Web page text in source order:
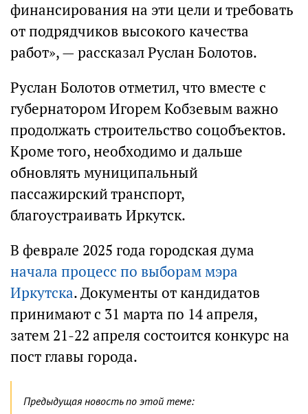
финансирования на эти цели и требовать
от подрядчиков высокого качества
работ», — рассказал Руслан Болотов.
Руслан Болотов отметил, что вместе с
губернатором Игорем Кобзевым важно
продолжать строительство соцобъектов.
Кроме того, необходимо и дальше
обновлять муниципальный
пассажирский транспорт,
благоустраивать Иркутск.
В феврале 2025 года городская дума
начала процесс по выборам мэра
Иркутска. Документы от кандидатов
принимают с 31 марта по 14 апреля,
затем 21-22 апреля состоится конкурс на
пост главы города.
Предыдущая новость по этой теме: